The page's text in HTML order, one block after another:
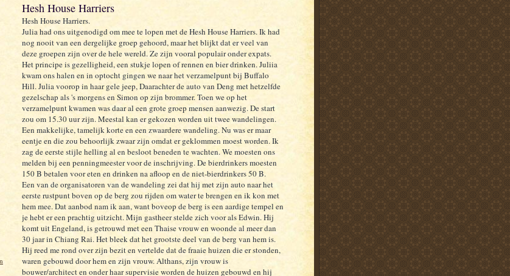
Hesh House Harriers
Hesh House Harriers.
Julia had ons uitgenodigd om mee te lopen met de Hesh House Harriers. Ik had
nog nooit van een dergelijke groep gehoord, maar het blijkt dat er veel van
deze groepen zijn over de hele wereld. Ze zijn vooral populair onder expats.
Het principe is gezelligheid, een stukje lopen of rennen en bier drinken. Juliia
kwam ons halen en in optocht gingen we naar het verzamelpunt bij Buffalo
Hill. Julia voorop in haar gele jeep, Daarachter de auto van Deng met hetzelfde
gezelschap als 's morgens en Simon op zijn brommer. Toen we op het
verzamelpunt kwamen was daar al een grote groep mensen aanwezig. De start
zou om 15.30 uur zijn. Meestal kan er gekozen worden uit twee wandelingen.
Een makkelijke, tamelijk korte en een zwaardere wandeling. Nu was er maar
eentje en die zou behoorlijk zwaar zijn omdat er geklommen moest worden. Ik
zag de eerste stijle helling al en besloot beneden te wachten. We moesten ons
melden bij een penningmeester voor de inschrijving. De bierdrinkers moesten
150 B betalen voor eten en drinken na afloop en de niet-bierdrinkers 50 B.
Een van de organisatoren van de wandeling zei dat hij met zijn auto naar het
eerste rustpunt boven op de berg zou rijden om water te brengen en ik kon met
hem mee. Dat aanbod nam ik aan, want boveop de berg is een aardige tempel en
je hebt er een prachtig uitzicht. Mijn gastheer stelde zich voor als Edwin. Hij
komt uit Engeland, is getrouwd met een Thaise vrouw en woonde al meer dan
30 jaar in Chiang Rai. Het bleek dat het grootste deel van de berg van hem is.
Hij reed me rond over zijn bezit en vertelde dat de fraaie huizen die er stonden,
waren gebouwd door hem en zijn vrouw. Althans, zijn vrouw is
bouwer/architect en onder haar supervisie worden de huizen gebouwd en hij